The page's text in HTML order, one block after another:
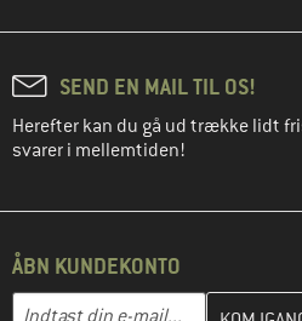
SEND EN MAIL TIL OS!
Herefter kan du gå ud trække lidt
svarer i mellemtiden!
ÅBN KUNDEKONTO
E-mail-adresse
Indtast din e-mailadresse her, og